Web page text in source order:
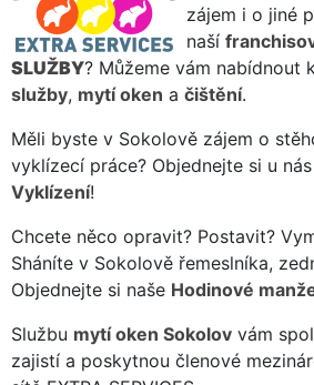
zájem i o jiné
naší
SLUŽBY? Můžeme vám nabídnout
služby, mytí oken a čištění.
Měli byste v Sokolově zájem o
vyklízecí práce? Objednejte si u nás
Vyklízení!
Chcete něco opravit? Postavit?
Sháníte v Sokolově řemeslníka,
Objednejte si naše Hodinové
Službu mytí oken Sokolov vám
zajistí a poskytnou členové